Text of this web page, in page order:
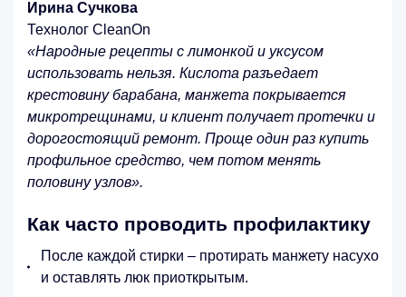
Ирина Сучкова
Технолог CleanOn
«Народные рецепты с лимонкой и уксусом
использовать нельзя. Кислота разъедает
крестовину барабана, манжета покрывается
микротрещинами, и клиент получает протечки и
дорогостоящий ремонт. Проще один раз купить
профильное средство, чем потом менять
половину узлов».
Как часто проводить профилактику
После каждой стирки – протирать манжету насухо
и оставлять люк приоткрытым.